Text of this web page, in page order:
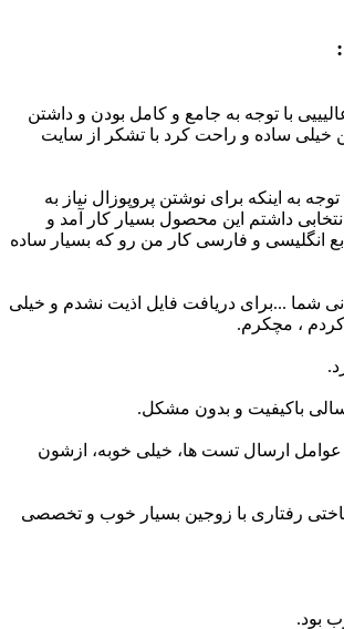
با توجه به جامع و کامل بودن و داشتن
خیلی ساده و راحت کرد با تشکر از سایت
توجه به اینکه برای نوشتن پروپوزال نیاز به
داشتم این محصول بسیار کار آمد و
انگلیسی و فارسی کار من رو که بسیار ساده
شما ...برای دریافت فایل اذیت نشدم و خیلی
، مچکرم.
باکیفیت و بدون مشکل.
عوامل ارسال تست ها، خیلی خوبه، ازشون
رفتاری با زوجین بسیار خوب و تخصصی
بود.